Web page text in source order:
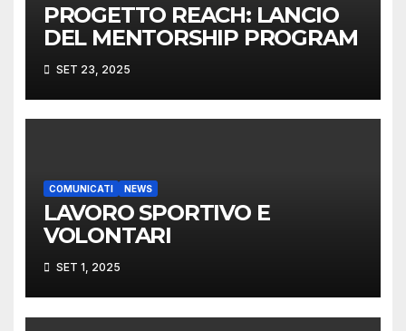
PROGETTO REACH: LANCIO
DEL MENTORSHIP PROGRAM
SET 23, 2025
COMUNICATI NEWS
LAVORO SPORTIVO E
VOLONTARI
SET 1, 2025